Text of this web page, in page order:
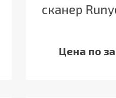
сканер
Цена по